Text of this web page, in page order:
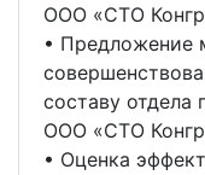
ООО «СТО
• Предложение
составу отдела
ООО «СТО
• Оценка